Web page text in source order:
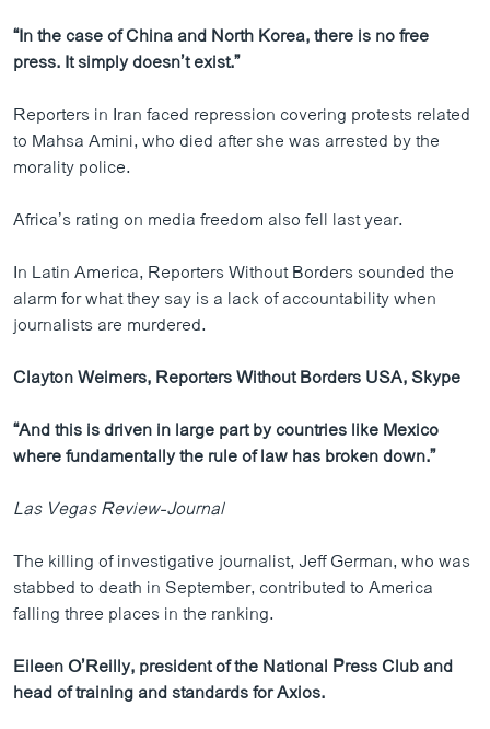
“In the case of China and North Korea, there is no free
press. It simply doesn’t exist.”
Reporters in Iran faced repression covering protests related
to Mahsa Amini, who died after she was arrested by the
morality police.
Africa’s rating on media freedom also fell last year.
In Latin America, Reporters Without Borders sounded the
alarm for what they say is a lack of accountability when
journalists are murdered.
Clayton Weimers, Reporters Without Borders USA, Skype
“And this is driven in large part by countries like Mexico
where fundamentally the rule of law has broken down.”
Las Vegas Review-Journal
The killing of investigative journalist, Jeff German, who was
stabbed to death in September, contributed to America
falling three places in the ranking.
Eileen O’Reilly, president of the National Press Club and
head of training and standards for Axios.